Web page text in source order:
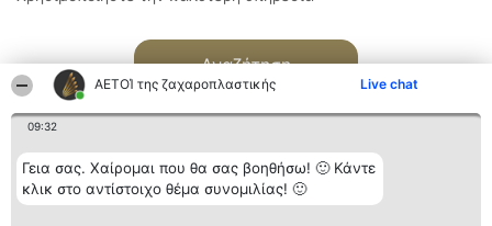
ΑΕΤΟΊ της ζαχαροπλαστικής Live chat
09:32
Γεια σας. Χαίρομαι που θα σας βοηθήσω! 🙂 Κάντε
κλικ στο αντίστοιχο θέμα συνομιλίας! 🙂
Αναζήτηση